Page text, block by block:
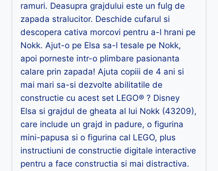
ramuri. Deasupra grajdului este un fulg de
zapada stralucitor. Deschide cufarul si
descopera cativa morcovi pentru a-l hrani pe
Nokk. Ajut-o pe Elsa sa-l tesale pe Nokk,
apoi porneste intr-o plimbare pasionanta
calare prin zapada! Ajuta copiii de 4 ani si
mai mari sa-si dezvolte abilitatile de
constructie cu acest set LEGO® ? Disney
Elsa si grajdul de gheata al lui Nokk (43209),
care include un grajd in padure, o figurina
mini-papusa si o figurina cal LEGO, plus
instructiuni de constructie digitale interactive
pentru a face constructia si mai distractiva.